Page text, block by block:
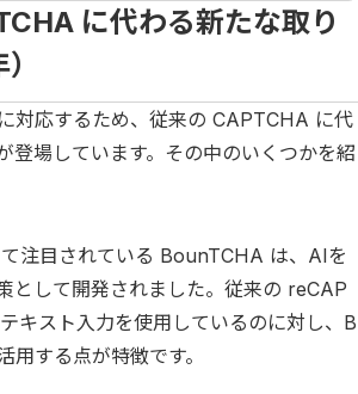
に代わる新たな取り
対応するため、従来の CAPTCHA に代
登場しています。その中のいくつかを紹
注目されている BounTCHA は、AIを
として開発されました。従来の reCAP
キスト入力を使用しているのに対し、B
する点が特徴です。